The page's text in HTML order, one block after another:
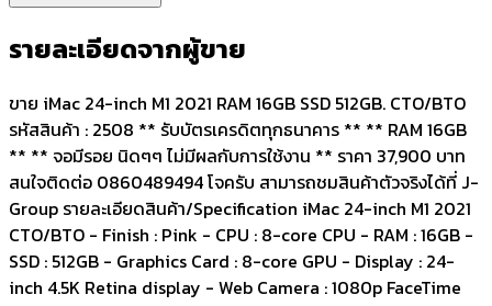
รายละเอียดจากผู้ขาย
ขาย iMac 24-inch M1 2021 RAM 16GB SSD 512GB. CTO/BTO
รหัสสินค้า : 2508 ** รับบัตรเครดิตทุกธนาคาร ** ** RAM 16GB
** ** จอมีรอย นิดๆๆ ไม่มีผลกับการใช้งาน ** ราคา 37,900 บาท
สนใจติดต่อ 0860489494 โจครับ สามารถชมสินค้าตัวจริงได้ที่ J-
Group รายละเอียดสินค้า/Specification iMac 24-inch M1 2021
CTO/BTO - Finish : Pink - CPU : 8-core CPU - RAM : 16GB -
SSD : 512GB - Graphics Card : 8-core GPU - Display : 24-
inch 4.5K Retina display - Web Camera : 1080p FaceTime